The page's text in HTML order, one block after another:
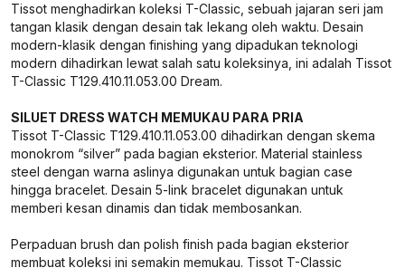
Tissot menghadirkan koleksi T-Classic, sebuah jajaran seri jam
tangan klasik dengan desain tak lekang oleh waktu. Desain
modern-klasik dengan finishing yang dipadukan teknologi
modern dihadirkan lewat salah satu koleksinya, ini adalah Tissot
T-Classic T129.410.11.053.00 Dream.
SILUET DRESS WATCH MEMUKAU PARA PRIA
Tissot T-Classic T129.410.11.053.00 dihadirkan dengan skema
monokrom “silver” pada bagian eksterior. Material stainless
steel dengan warna aslinya digunakan untuk bagian case
hingga bracelet. Desain 5-link bracelet digunakan untuk
memberi kesan dinamis dan tidak membosankan.
Perpaduan brush dan polish finish pada bagian eksterior
membuat koleksi ini semakin memukau. Tissot T-Classic